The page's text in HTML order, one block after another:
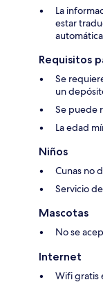
La
estar
Requisitos
Se
un
Se puede
La edad
Niños
Cunas no
Servicio
Mascotas
No se
Internet
Wifi gratis